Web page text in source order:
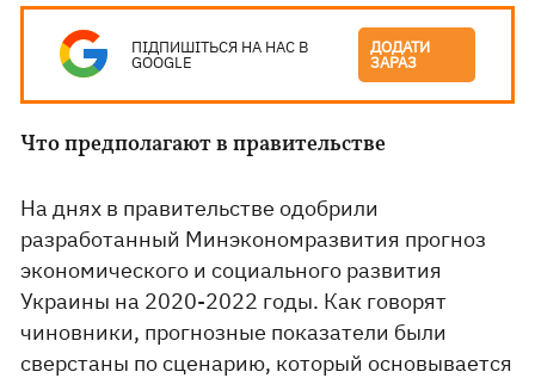
ПІДПИШІТЬСЯ НА НАС В
GOOGLE
ДОДАТИ
ЗАРАЗ
Что предполагают в правительстве
На днях в правительстве одобрили
разработанный Минэкономразвития прогноз
экономического и социального развития
Украины на 2020-2022 годы. Как говорят
чиновники, прогнозные показатели были
сверстаны по сценарию, который основывается